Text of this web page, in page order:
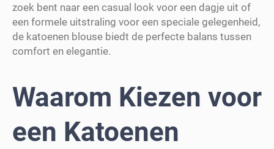
zoek bent naar een casual look voor een dagje uit of
een formele uitstraling voor een speciale gelegenheid,
de katoenen blouse biedt de perfecte balans tussen
comfort en elegantie.
Waarom Kiezen voor
een Katoenen